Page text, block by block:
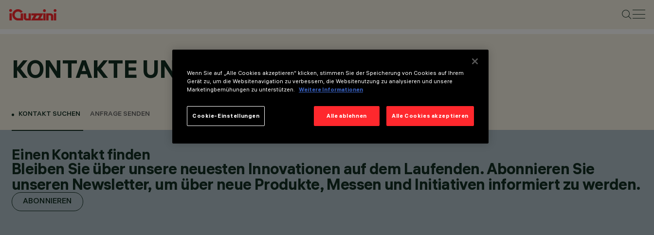
KONTAKTE UND STANDORTE
KONTAKT SUCHEN ANFRAGE SENDEN
Einen Kontakt finden
Bleiben Sie über unsere neuesten Innovationen auf dem Laufenden. Abonnieren Sie
unseren Newsletter, um über neue Produkte, Messen und Initiativen informiert zu werden.
ABONNIEREN
Wenn Sie auf „Alle Cookies akzeptieren“ klicken, stimmen Sie der Speicherung von Cookies auf Ihrem
Gerät zu, um die Websitenavigation zu verbessern, die Websitenutzung zu analysieren und unsere
Marketingbemühungen zu unterstützen.
Weitere Informationen
Alle ablehnen Alle Cookies akzeptieren
Cookie-Einstellungen